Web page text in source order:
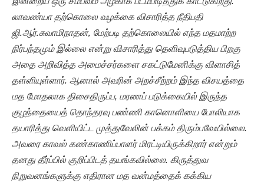
லாவண்யா தற்கொலை வழக்கை விசாரித்த நீதிபதி
ஜி.ஆர்.சுவாமிநாதன், மேற்படி தற்கொலையில் எந்த மதமாற்ற
நிர்பந்தமும் இல்லை என்று விசாரித்து தெளிவுபடுத்திய பிறகு
அதை அறிவித்த அமைச்சர்களை சகட்டுமேனிக்கு விளாசித்
தள்ளியுள்ளார். ஆனால் அவரின் அறச்சீற்றம் இந்த விசயத்தை
மத மோதலாக திசைதிருப்ப, மரணப் படுக்கையில் இருந்த
குழந்தையைத் தொந்தரவு பண்ணி கானொளியை போலியாக
தயாரித்து வெளியிட்ட முத்துவேலின் பக்கம் திரும்பவேயில்லை.
அவரை காவல் கண்காணிப்பாளர் மிரட்டியிருக்கிறார் என்றும்
தனது தீர்ப்பில் குறிப்பிடத் தயங்கவில்லை. கிருத்துவ
நிறுவனங்களுக்கு எதிரான மத வன்மத்தைக் கக்கிய